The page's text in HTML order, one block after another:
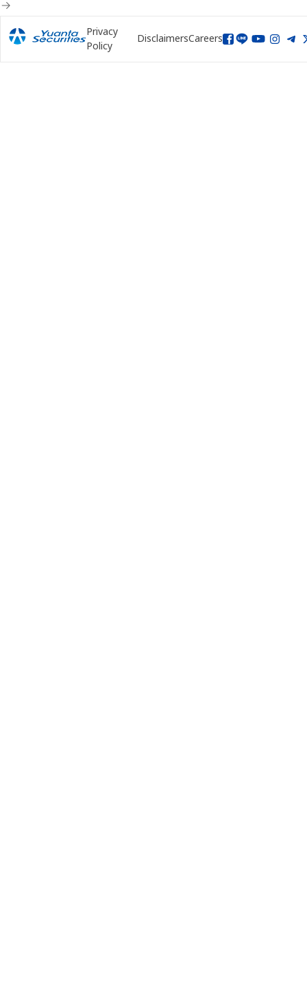
Privacy
Policy
DisclaimersCareers